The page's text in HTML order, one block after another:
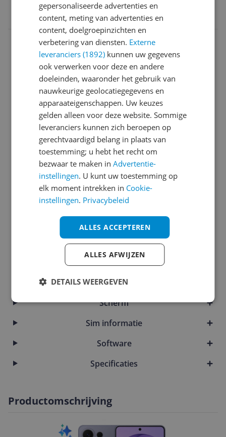
8806097827047
Aansluitingen
Algemeen
Batterij
Camera
Connectiviteit
Display
Eigenschappen
Introductie en ondersteuning
Kenmerken
Mogelijke vereisten instellen en gebruik
Opslaggeheugen
Overige kenmerken
Productinformatie
Scherm
Sim informatie
Software
Specificaties
Productomschrijving
gepersonaliseerde advertenties en
content, meting van advertenties en
content, doelgroepinzichten en
verbetering van diensten. Externe
leveranciers (1892) kunnen uw gegevens
ook verwerken voor deze en andere
doeleinden, waaronder het gebruik van
nauwkeurige geolocatiegegevens en
apparaateigenschappen. Uw keuzes
gelden alleen voor deze website. Sommige
leveranciers kunnen zich beroepen op
gerechtvaardigd belang in plaats van
toestemming; u hebt het recht om
bezwaar te maken inAdvertentie-
instellingen. U kunt uw toestemming op
elk moment intrekken in Cookie-
instellingen. Privacybeleid
ALLES ACCEPTEREN
ALLES AFWIJZEN
DETAILS WEERGEVEN